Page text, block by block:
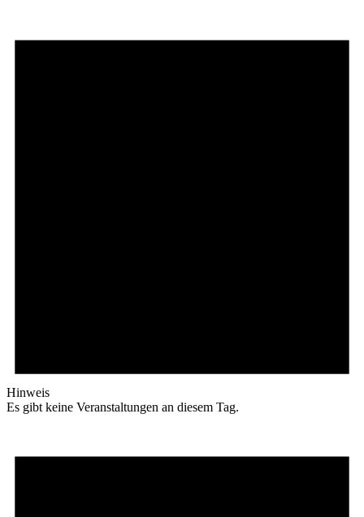
Hinweis
Es gibt keine Veranstaltungen an diesem Tag.